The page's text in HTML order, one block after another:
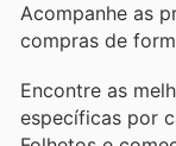
Acompanhe as
compras de
Encontre as
específicas por